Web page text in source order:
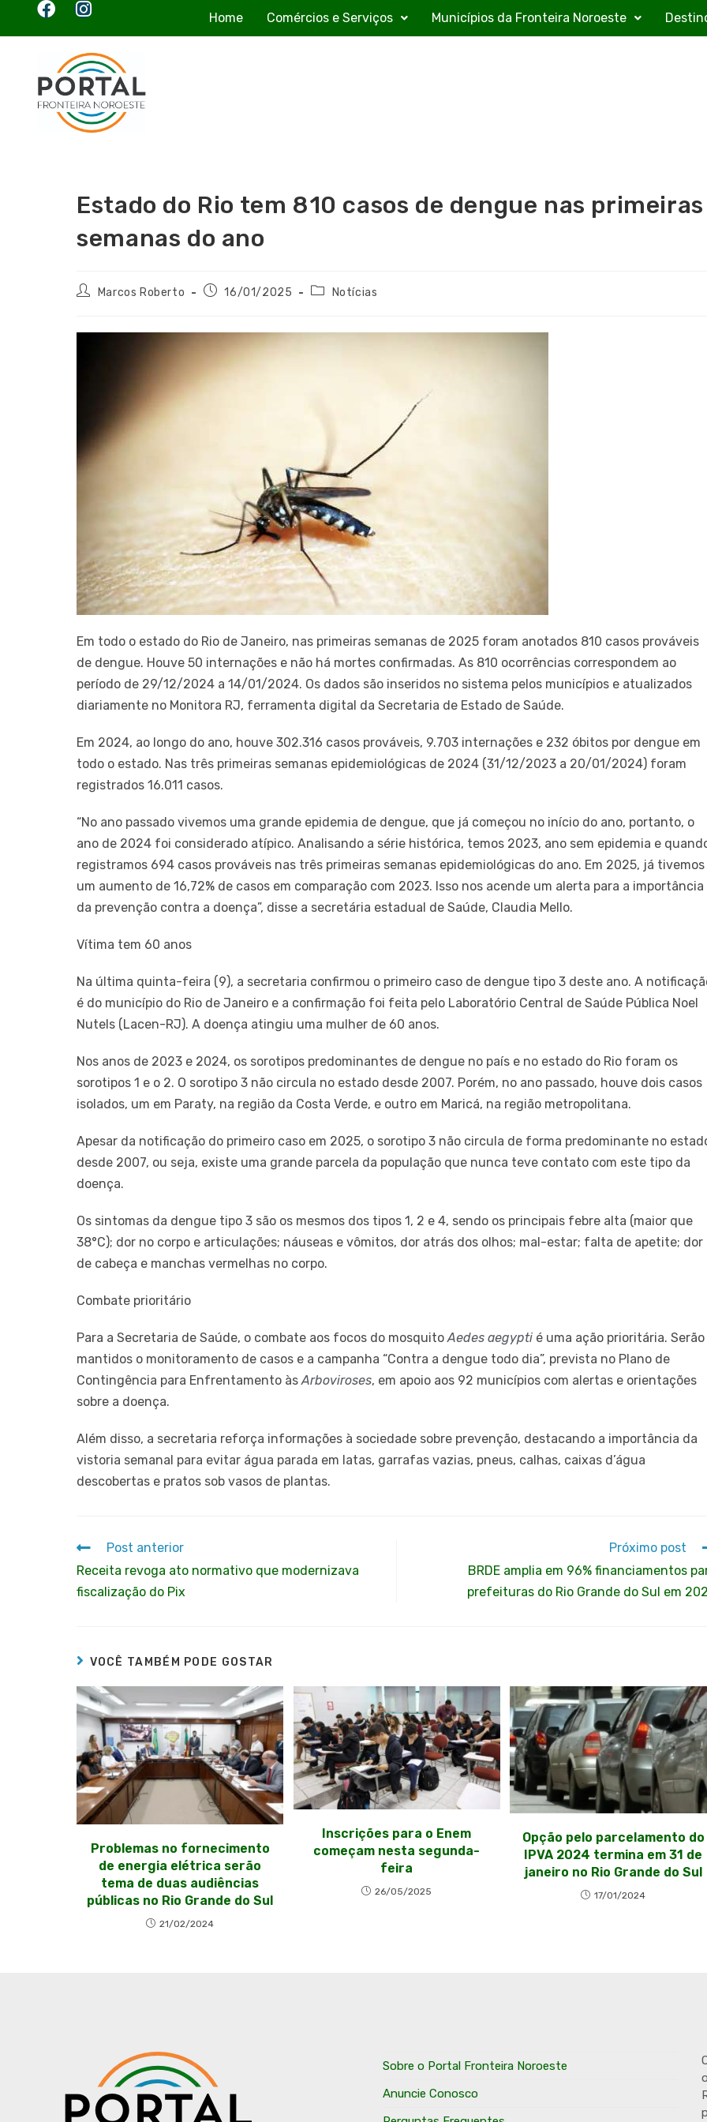
Home Comércios e Serviços Municípios da Fronteira Noroeste
Estado do Rio tem 810 casos de dengue nas primeiras
semanas do ano
Marcos Roberto 16/01/2025 Notícias
Em todo o estado do Rio de Janeiro, nas primeiras semanas de 2025 foram anotados 810 casos prováveis
de dengue. Houve 50 internações e não há mortes confirmadas. As 810 ocorrências correspondem ao
período de 29/12/2024 a 14/01/2024. Os dados são inseridos no sistema pelos municípios e atualizados
diariamente no Monitora RJ, ferramenta digital da Secretaria de Estado de Saúde.
Em 2024, ao longo do ano, houve 302.316 casos prováveis, 9.703 internações e 232 óbitos por dengue em
todo o estado. Nas três primeiras semanas epidemiológicas de 2024 (31/12/2023 a 20/01/2024) foram
registrados 16.011 casos.
“No ano passado vivemos uma grande epidemia de dengue, que já começou no início do ano, portanto, o
ano de 2024 foi considerado atípico. Analisando a série histórica, temos 2023, ano sem epidemia e
registramos 694 casos prováveis nas três primeiras semanas epidemiológicas do ano. Em 2025, já tivemos
um aumento de 16,72% de casos em comparação com 2023. Isso nos acende um alerta para a importância
da prevenção contra a doença”, disse a secretária estadual de Saúde, Claudia Mello.
Vítima tem 60 anos
Na última quinta-feira (9), a secretaria confirmou o primeiro caso de dengue tipo 3 deste ano. A
é do município do Rio de Janeiro e a confirmação foi feita pelo Laboratório Central de Saúde Pública Noel
Nutels (Lacen-RJ). A doença atingiu uma mulher de 60 anos.
Nos anos de 2023 e 2024, os sorotipos predominantes de dengue no país e no estado do Rio foram os
sorotipos 1 e o 2. O sorotipo 3 não circula no estado desde 2007. Porém, no ano passado, houve dois casos
isolados, um em Paraty, na região da Costa Verde, e outro em Maricá, na região metropolitana.
Apesar da notificação do primeiro caso em 2025, o sorotipo 3 não circula de forma predominante no
desde 2007, ou seja, existe uma grande parcela da população que nunca teve contato com este tipo da
doença.
Os sintomas da dengue tipo 3 são os mesmos dos tipos 1, 2 e 4, sendo os principais febre alta (maior que
38°C); dor no corpo e articulações; náuseas e vômitos, dor atrás dos olhos; mal-estar; falta de apetite; dor
de cabeça e manchas vermelhas no corpo.
Combate prioritário
Para a Secretaria de Saúde, o combate aos focos do mosquitoAedes aegypti é uma ação prioritária. Serão
mantidos o monitoramento de casos e a campanha “Contra a dengue todo dia”, prevista no Plano de
Contingência para Enfrentamento àsArboviroses, em apoio aos 92 municípios com alertas e orientações
sobre a doença.
Além disso, a secretaria reforça informações à sociedade sobre prevenção, destacando a importância da
vistoria semanal para evitar água parada em latas, garrafas vazias, pneus, calhas, caixas d’água
descobertas e pratos sob vasos de plantas.
Post anterior
Receita revoga ato normativo que modernizava
fiscalização do Pix
Próximo post
BRDE amplia em 96% financiamentos
prefeituras do Rio Grande do Sul em
VOCÊ TAMBÉM PODE GOSTAR
Problemas no fornecimento
de energia elétrica serão
tema de duas audiências
públicas no Rio Grande do Sul
21/02/2024
Inscrições para o Enem
começam nesta segunda-
feira
26/05/2025
Opção pelo parcelamento do
IPVA 2024 termina em 31 de
janeiro no Rio Grande do Sul
17/01/2024
Sobre o Portal Fronteira Noroeste
Anuncie Conosco